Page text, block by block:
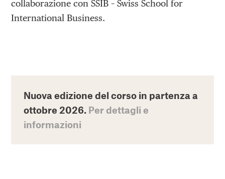
collaborazione con SSIB – Swiss School for
International Business.
Nuova edizione del corso in partenza a
ottobre 2026. Per dettagli e
informazioni